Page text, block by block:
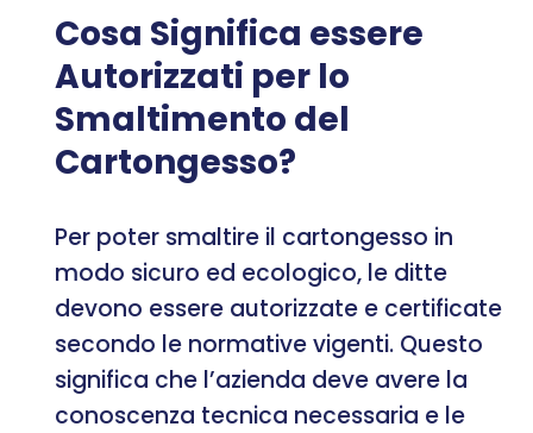
Cosa Significa essere
Autorizzati per lo
Smaltimento del
Cartongesso?
Per poter smaltire il cartongesso in
modo sicuro ed ecologico, le ditte
devono essere autorizzate e certificate
secondo le normative vigenti. Questo
significa che l’azienda deve avere la
conoscenza tecnica necessaria e le